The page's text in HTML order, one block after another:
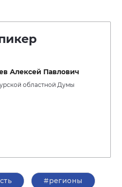
Алексей Павлович
областной Думы
#регионы